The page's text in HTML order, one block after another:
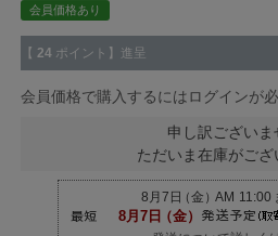
会員価格あり
【 24 ポイント】進呈
会員価格で購入するにはログインが必
申し訳ございま
ただいま在庫がござ